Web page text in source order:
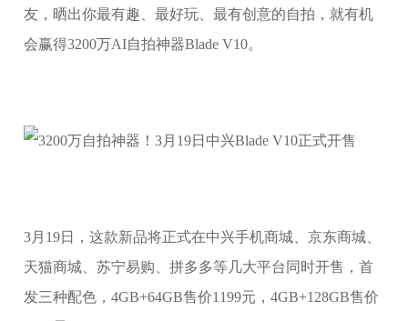
友，晒出你最有趣、最好玩、最有创意的自拍，就有机
会赢得3200万AI自拍神器Blade V10。
3月19日，这款新品将正式在中兴手机商城、京东商城、
天猫商城、苏宁易购、拼多多等几大平台同时开售，首
发三种配色，4GB+64GB售价1199元，4GB+128GB售价